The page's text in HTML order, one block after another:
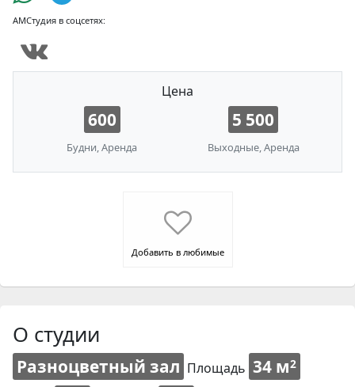
АМСтудия в соцсетях:
Цена
600
Будни, Аренда
5 500
Выходные, Аренда
Добавить в любимые
О студии
Разноцветный зал Площадь 34 м2